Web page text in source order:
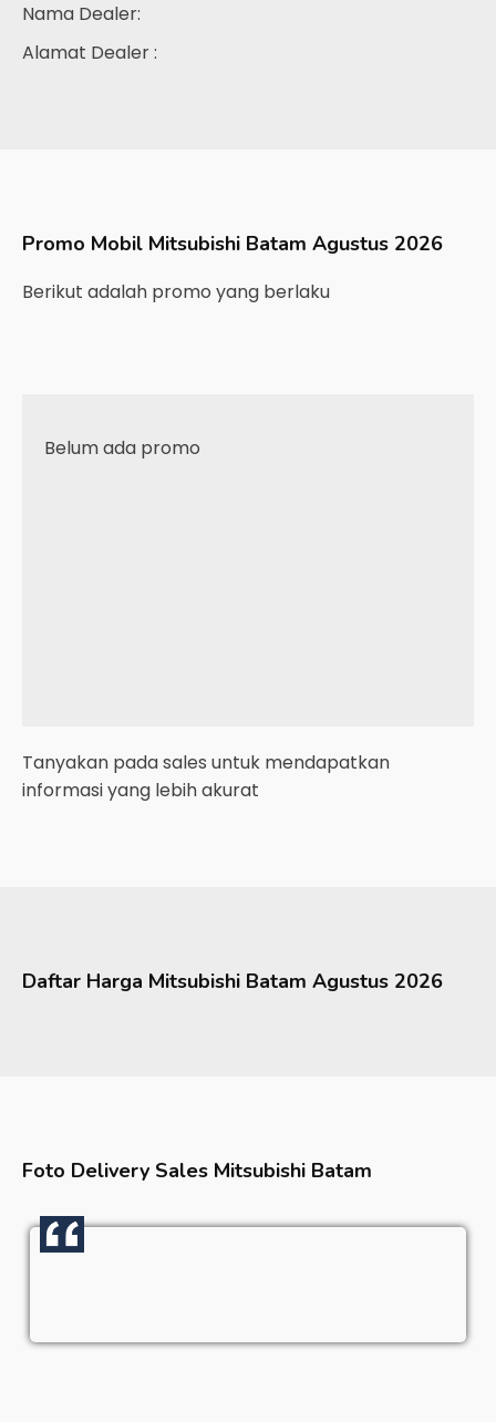
Nama Dealer:
Alamat Dealer :
Promo Mobil Mitsubishi Batam Agustus 2026
Berikut adalah promo yang berlaku
Belum ada promo
Tanyakan pada sales untuk mendapatkan
informasi yang lebih akurat
Daftar Harga Mitsubishi Batam Agustus 2026
Foto Delivery Sales Mitsubishi Batam